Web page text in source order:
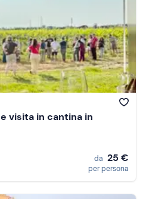
visita in cantina in
da 25 €
per persona